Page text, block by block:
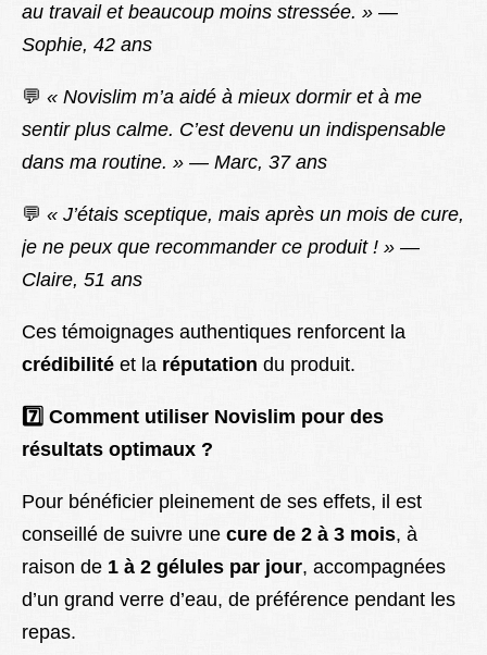
au travail et beaucoup moins stressée. » —
Sophie, 42 ans
💬 « Novislim m’a aidé à mieux dormir et à me
sentir plus calme. C’est devenu un indispensable
dans ma routine. » — Marc, 37 ans
💬 « J’étais sceptique, mais après un mois de cure,
je ne peux que recommander ce produit ! » —
Claire, 51 ans
Ces témoignages authentiques renforcent la
crédibilité et la réputation du produit.
7️ Comment utiliser Novislim pour des
résultats optimaux ?
Pour bénéficier pleinement de ses effets, il est
conseillé de suivre une cure de 2 à 3 mois, à
raison de 1 à 2 gélules par jour, accompagnées
d’un grand verre d’eau, de préférence pendant les
repas.